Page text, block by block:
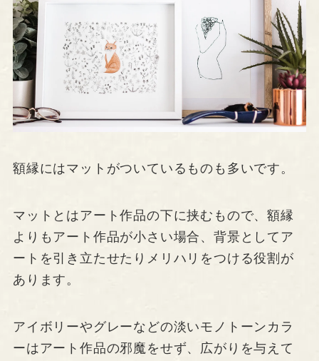
額縁にはマットがついているものも多いです。
マットとはアート作品の下に挟むもので、額縁
よりもアート作品が小さい場合、背景としてア
ートを引き立たせたりメリハリをつける役割が
あります。
アイボリーやグレーなどの淡いモノトーンカラ
ーはアート作品の邪魔をせず、広がりを与えて